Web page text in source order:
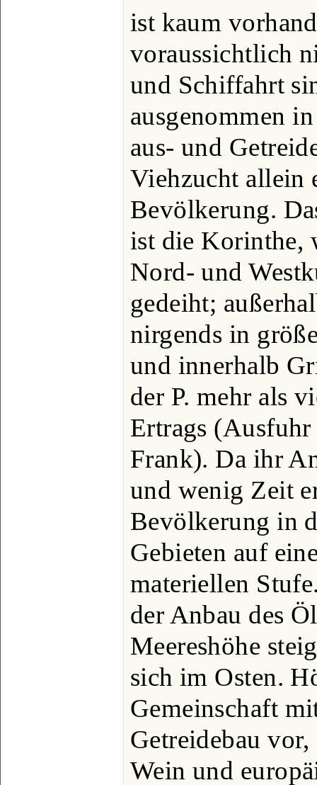
ist kaum
voraussichtlich
und Schiffahrt
ausgenommen
aus- und
Viehzucht allein
Bevölkerung.
ist die Korinthe,
Nord- und
gedeiht;
nirgends in
und innerhalb
der P. mehr als
Ertrags
Frank). Da ihr
und wenig Zeit
Bevölkerung in
Gebieten auf
materiellen
der Anbau des
Meereshöhe
sich im Osten.
Gemeinschaft
Getreidebau
Wein und